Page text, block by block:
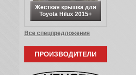
Жесткая крышка для
Toyota Hilux 2015+
Все спецпредложения
ПРОИЗВОДИТЕЛИ